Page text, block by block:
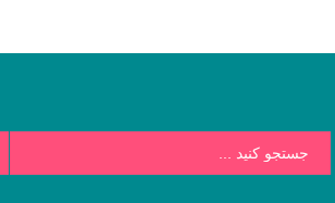
کتاب خواهیم پرداخت.